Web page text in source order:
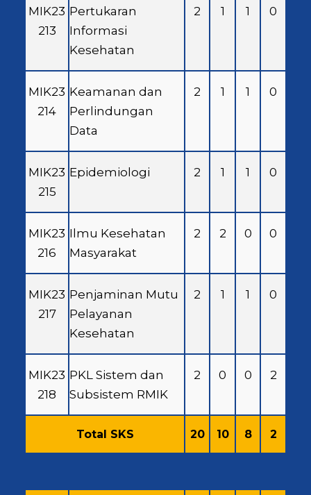
MIK23
213
Pertukaran
Informasi
Kesehatan
2 1 1 0
MIK23
214
Keamanan dan
Perlindungan
Data
2 1 1 0
MIK23
215
Epidemiologi 2 1 1 0
MIK23
216
Ilmu Kesehatan
Masyarakat
2 2 0 0
MIK23
217
Penjaminan Mutu
Pelayanan
Kesehatan
2 1 1 0
MIK23
218
PKL Sistem dan
Subsistem RMIK
2 0 0 2
Total SKS 20 10 8 2